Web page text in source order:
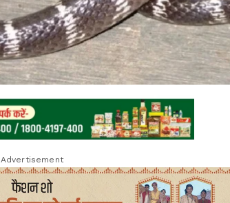
Advertisement